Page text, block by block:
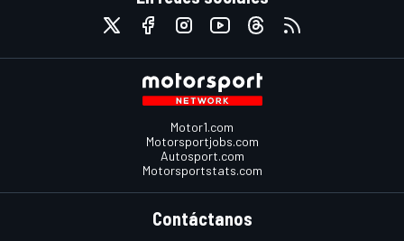
Motor1.com
Motorsportjobs.com
Autosport.com
Motorsportstats.com
Contáctanos